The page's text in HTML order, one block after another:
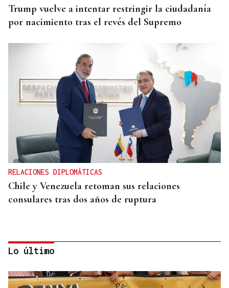
Trump vuelve a intentar restringir la ciudadanía
por nacimiento tras el revés del Supremo
RELACIONES DIPLOMÁTICAS
Chile y Venezuela retoman sus relaciones
consulares tras dos años de ruptura
Lo último